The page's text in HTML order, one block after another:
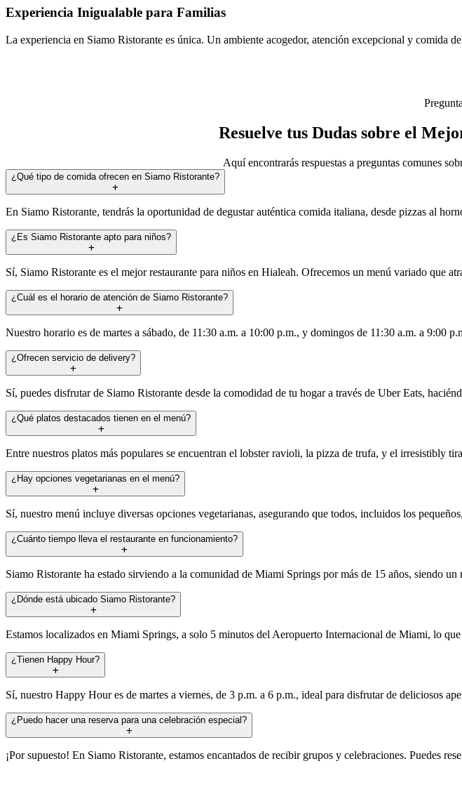
Experiencia Inigualable para Familias
La experiencia en Siamo Ristorante es única. Un ambiente acogedor, atención excepcional y comida
Resuelve tus Dudas sobre el
Aquí encontrarás respuestas a preguntas comunes
¿Qué tipo de comida ofrecen en Siamo Ristorante?
En Siamo Ristorante, tendrás la oportunidad de degustar auténtica comida italiana, desde pizzas al
¿Es Siamo Ristorante apto para niños?
Sí, Siamo Ristorante es el mejor restaurante para niños en Hialeah. Ofrecemos un menú variado que
¿Cuál es el horario de atención de Siamo Ristorante?
Nuestro horario es de martes a sábado, de 11:30 a.m. a 10:00 p.m., y domingos de 11:30 a.m. a 9:00
¿Ofrecen servicio de delivery?
Sí, puedes disfrutar de Siamo Ristorante desde la comodidad de tu hogar a través de Uber Eats,
¿Qué platos destacados tienen en el menú?
Entre nuestros platos más populares se encuentran el lobster ravioli, la pizza de trufa, y el irresistibly
¿Hay opciones vegetarianas en el menú?
Sí, nuestro menú incluye diversas opciones vegetarianas, asegurando que todos, incluidos los
¿Cuánto tiempo lleva el restaurante en funcionamiento?
Siamo Ristorante ha estado sirviendo a la comunidad de Miami Springs por más de 15 años, siendo
¿Dónde está ubicado Siamo Ristorante?
Estamos localizados en Miami Springs, a solo 5 minutos del Aeropuerto Internacional de Miami, lo
¿Tienen Happy Hour?
Sí, nuestro Happy Hour es de martes a viernes, de 3 p.m. a 6 p.m., ideal para disfrutar de deliciosos
¿Puedo hacer una reserva para una celebración especial?
¡Por supuesto! En Siamo Ristorante, estamos encantados de recibir grupos y celebraciones. Puedes